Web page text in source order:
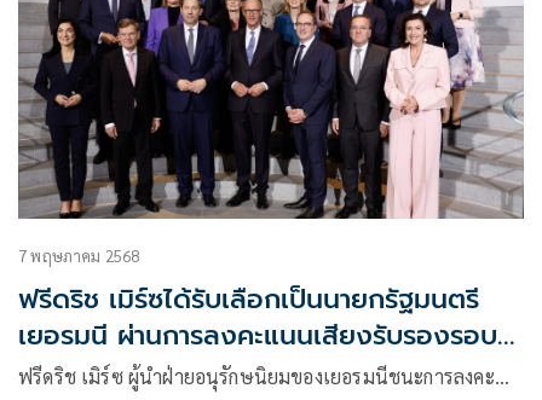
7 พฤษภาคม 2568
ฟรีดริช เมิร์ซได้รับเลือกเป็นนายกรัฐมนตรี
เยอรมนี ผ่านการลงคะแนนเสียงรับรองรอบ
สอง
ฟรีดริช เมิร์ซ ผู้นำฝ่ายอนุรักษนิยมของเยอรมนีชนะการลงคะ…